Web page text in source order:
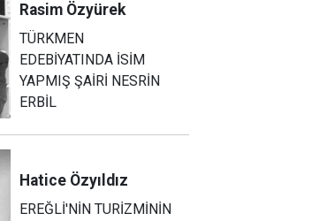
Rasim Özyürek
TÜRKMEN
EDEBİYATINDA İSİM
YAPMIŞ ŞAİRİ NESRİN
ERBİL
Hatice Özyıldız
EREĞLİ'NİN TURİZMİNİN